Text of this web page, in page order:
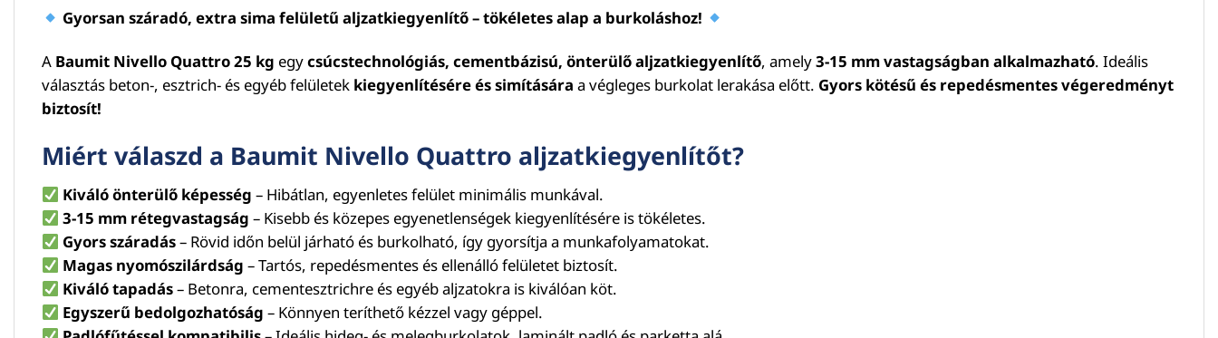
Gyorsan száradó, extra sima felületű aljzatkiegyenlítő – tökéletes alap a burkoláshoz!
A Baumit Nivello Quattro 25 kg egycsúcstechnológiás, cementbázisú, önterülő aljzatkiegyenlítő, amely3-15 mm vastagságban alkalmazható. Ideális
választás beton-, esztrich- és egyéb felületek kiegyenlítésére és simítására a végleges burkolat lerakása előtt. Gyors kötésű és repedésmentes végeredményt
biztosít!
Miért válaszd a Baumit Nivello Quattro aljzatkiegyenlítőt?
Kiváló önterülő képesség – Hibátlan, egyenletes felület minimális munkával.
3-15 mm rétegvastagság – Kisebb és közepes egyenetlenségek kiegyenlítésére is tökéletes.
Gyors száradás– Rövid időn belül járható és burkolható, így gyorsítja a munkafolyamatokat.
Magas nyomószilárdság – Tartós, repedésmentes és ellenálló felületet biztosít.
Kiváló tapadás– Betonra, cementesztrichre és egyéb aljzatokra is kiválóan köt.
Egyszerű bedolgozhatóság – Könnyen teríthető kézzel vagy géppel.